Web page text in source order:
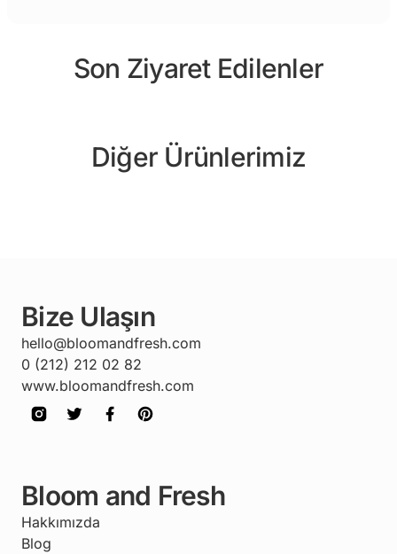
Son Ziyaret Edilenler
Diğer Ürünlerimiz
Bize Ulaşın
hello@bloomandfresh.com
0 (212) 212 02 82
www.bloomandfresh.com
Bloom and Fresh
Hakkımızda
Blog